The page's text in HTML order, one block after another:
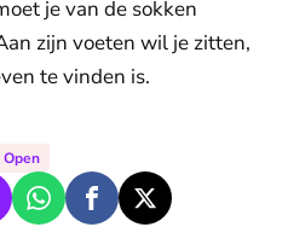
je van de sokken
zijn voeten wil je zitten,
te vinden is.